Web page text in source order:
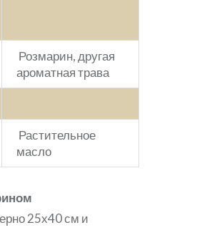
Розмарин, другая
ароматная трава
Растительное
масло
25х40 см и